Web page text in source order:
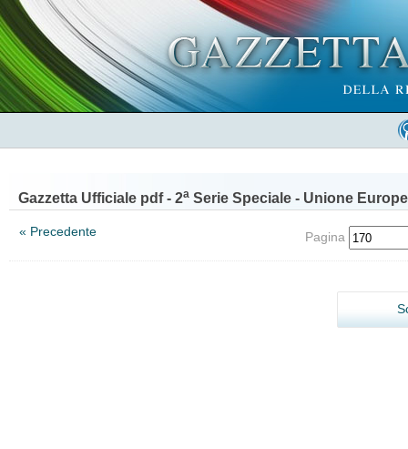
Gazzetta Ufficiale pdf - 2a Serie Speciale - Unione
« Precedente Pagina